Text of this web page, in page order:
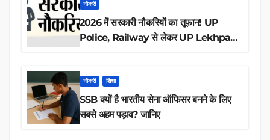
नौकरी
2026 में सरकारी नौकरियों का तूफान! UP
Police, Railway से लेकर UP Lekhpal
नौकरी शिक्षा
SSB क्यों है भारतीय सेना ऑफिसर बनने के लिए
सबसे अहम पड़ाव? जानिए